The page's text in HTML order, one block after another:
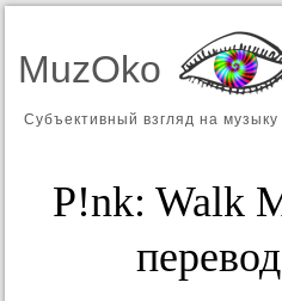
MuzOko
Субъективный взгляд на музыку
P!nk: Walk